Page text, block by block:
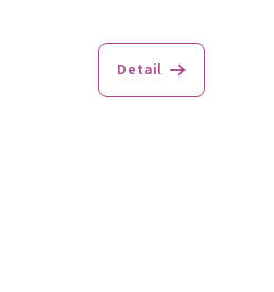
Detail